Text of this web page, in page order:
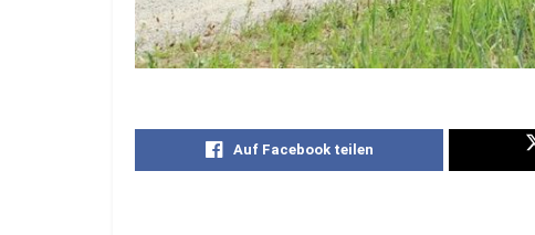
Auf Facebook teilen